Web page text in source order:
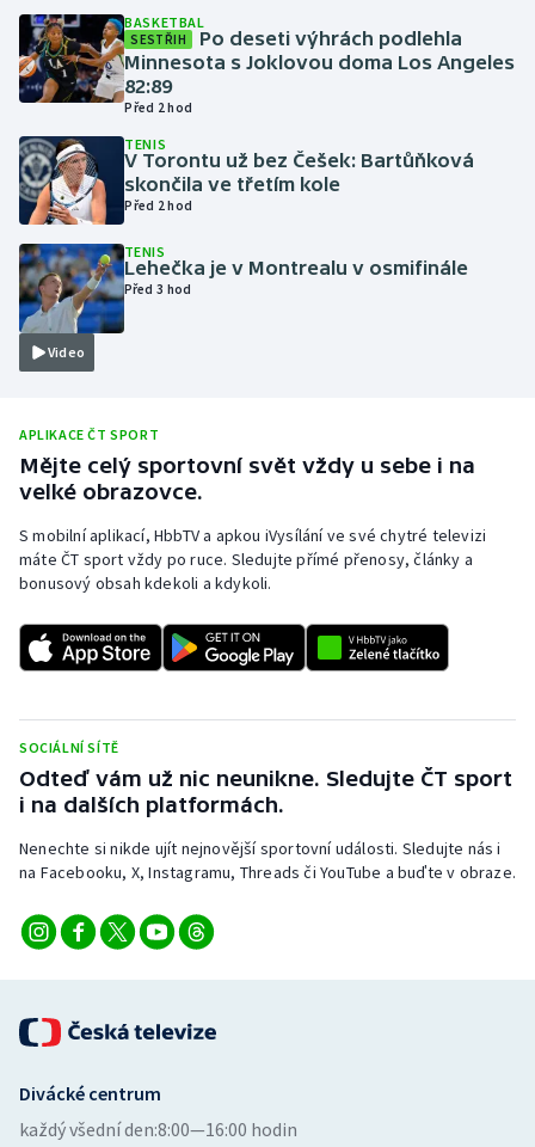
Lezení
Lyže a snowboard
Moderní pětiboj
Motorsport
Olympijské hry
Parasport
Plavání
Plážový volejbal
Ragby
Rychlobruslení
Rychlostní kanoistika
Short track
Sportovní střelba
Stolní tenis
Vodní slalom
BASKETBAL
SESTŘIH
Po deseti výhrách podlehla
Minnesota s Joklovou doma Los Angeles
82:89
Před 2 hod
TENIS
V Torontu už bez Češek: Bartůňková
skončila ve třetím kole
Před 2 hod
Video
TENIS
Lehečka je v Montrealu v osmifinále
Před 3 hod
APLIKACE ČT SPORT
Mějte celý sportovní svět vždy u sebe i na
velké obrazovce.
S mobilní aplikací, HbbTV a apkou iVysílání ve své chytré televizi
máte ČT sport vždy po ruce. Sledujte přímé přenosy, články a
bonusový obsah kdekoli a kdykoli.
SOCIÁLNÍ SÍTĚ
Odteď vám už nic neunikne. Sledujte ČT sport
i na dalších platformách.
Nenechte si nikde ujít nejnovější sportovní události. Sledujte nás i
na Facebooku, X, Instagramu, Threads či YouTube a buďte v obraze.
Divácké centrum
každý všední den:8:00—16:00 hodin